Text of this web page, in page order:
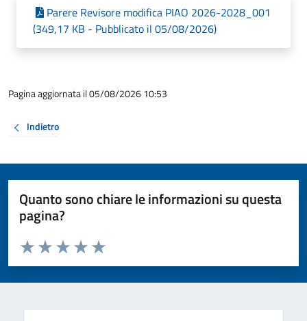
Parere Revisore modifica PIAO 2026-2028_001
(349,17 KB - Pubblicato il 05/08/2026)
Pagina aggiornata il 05/08/2026 10:53
Indietro
Quanto sono chiare le informazioni su questa
pagina?
Valuta da 1 a 5 stelle la pagina
Valuta 5 stelle su 5
Valuta 4 stelle su 5
Valuta 3 stelle su 5
Valuta 2 stelle su 5
Valuta 1 stelle su 5